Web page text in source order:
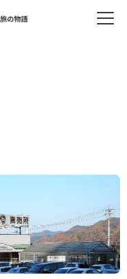
の物語